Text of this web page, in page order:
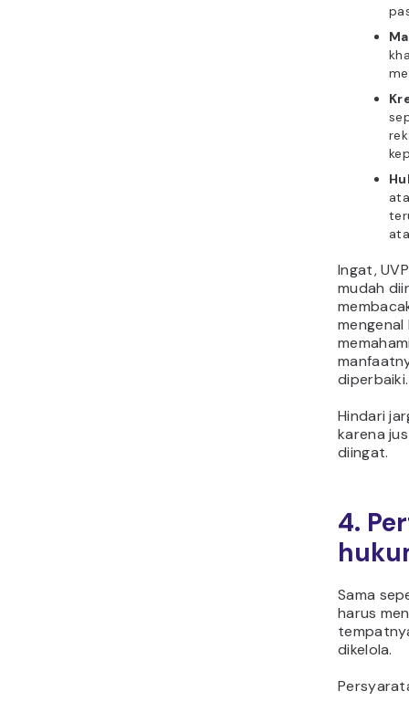
Ingat,
mudah
mengenal
diperbaiki.
Hindari
karena
diingat.
4.
Sama
harus
dikelola.